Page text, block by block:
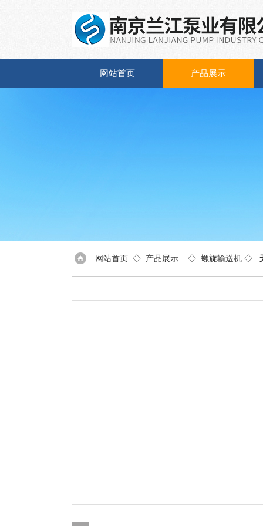
网站首页 产品展示
网站首页 ◇ 产品展示 ◇ 螺旋输送机 ◇